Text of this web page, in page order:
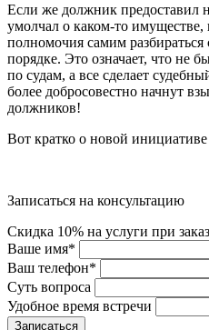
Если же должник предоставил
умолчал о каком-то имуществе,
полномочия самим
порядке. Это означает, что не
по судам, а все сделает
более добросовестно начнут
должников!
Вот кратко о новой
Записаться на консультацию
Скидка 10% на услуги при
Ваше имя*
Ваш телефон*
Суть вопроса
Удобное время встречи